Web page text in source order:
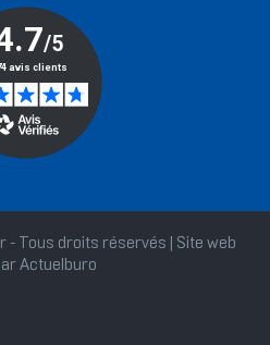
- Tous droits réservés | Site web
Actuelburo